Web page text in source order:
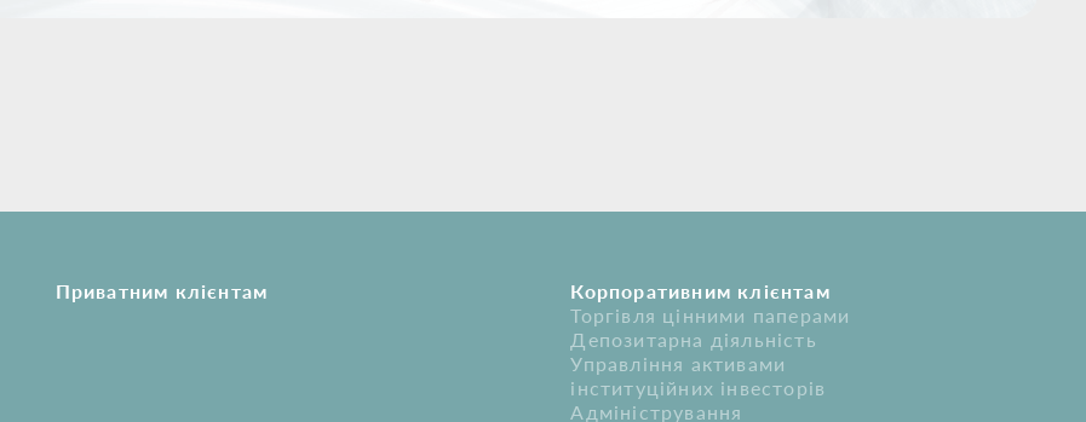
Приватним клієнтам
Корпоративним клієнтам
Торгівля цінними паперами
Депозитарна діяльність
Управління активами
інституційних інвесторів
Адміністрування